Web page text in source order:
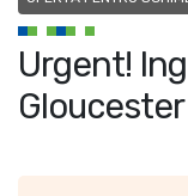
Urgent!
Gloucester